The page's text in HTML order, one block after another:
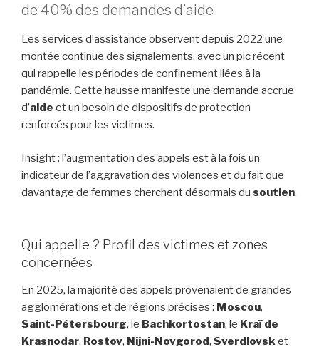
de 40% des demandes d’aide
Les services d’assistance observent depuis 2022 une
montée continue des signalements, avec un pic récent
qui rappelle les périodes de confinement liées à la
pandémie. Cette hausse manifeste une demande accrue
d’aide et un besoin de dispositifs de protection
renforcés pour les victimes.
Insight : l’augmentation des appels est à la fois un
indicateur de l’aggravation des violences et du fait que
davantage de femmes cherchent désormais du soutien.
Qui appelle ? Profil des victimes et zones
concernées
En 2025, la majorité des appels provenaient de grandes
agglomérations et de régions précises : Moscou,
Saint-Pétersbourg, le Bachkortostan, le Kraï de
Krasnodar, Rostov, Nijni-Novgorod, Sverdlovsket